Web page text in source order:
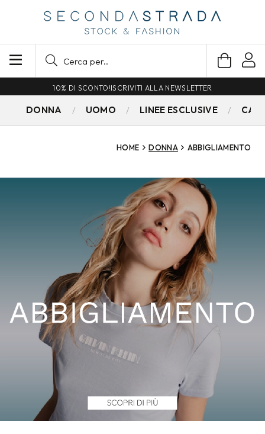
SPEDIZIONE GRATUITA PER ORDINI SUPERIORI A 79€
DONNA UOMO LINEE ESCLUSIVE
HOME DONNA ABBIGLIAMENTO